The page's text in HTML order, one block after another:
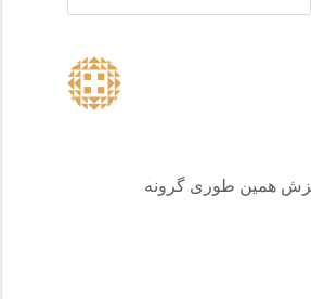
همه چیزش همین طوری گرونه